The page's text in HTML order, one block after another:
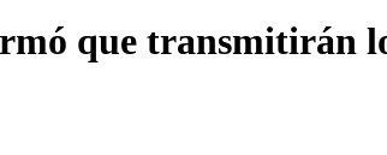
que transmitirán